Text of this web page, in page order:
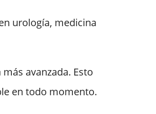
urología, medicina
avanzada. Esto
en todo momento.